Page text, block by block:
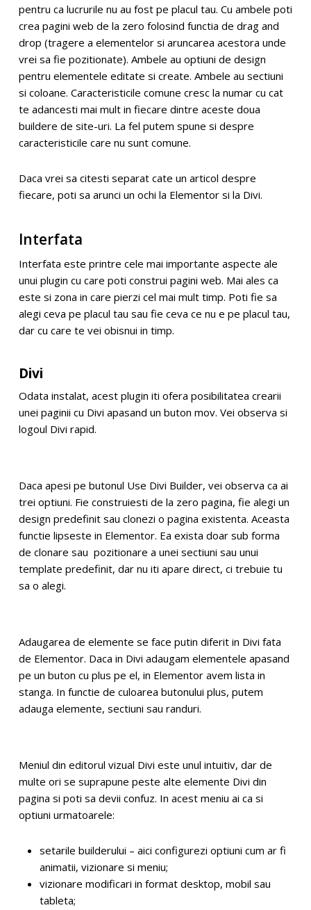
pentru ca lucrurile nu au fost pe placul tau. Cu ambele poti
crea pagini web de la zero folosind functia de drag and
drop (tragere a elementelor si aruncarea acestora unde
vrei sa fie pozitionate). Ambele au optiuni de design
pentru elementele editate si create. Ambele au sectiuni
si coloane. Caracteristicile comune cresc la numar cu cat
te adancesti mai mult in fiecare dintre aceste doua
buildere de site-uri. La fel putem spune si despre
caracteristicile care nu sunt comune.
Daca vrei sa citesti separat cate un articol despre
fiecare, poti sa arunci un ochi la Elementor si la Divi.
Interfata
Interfata este printre cele mai importante aspecte ale
unui plugin cu care poti construi pagini web. Mai ales ca
este si zona in care pierzi cel mai mult timp. Poti fie sa
alegi ceva pe placul tau sau fie ceva ce nu e pe placul tau,
dar cu care te vei obisnui in timp.
Divi
Odata instalat, acest plugin iti ofera posibilitatea crearii
unei paginii cu Divi apasand un buton mov. Vei observa si
logoul Divi rapid.
Daca apesi pe butonul Use Divi Builder, vei observa ca ai
trei optiuni. Fie construiesti de la zero pagina, fie alegi un
design predefinit sau clonezi o pagina existenta. Aceasta
functie lipseste in Elementor. Ea exista doar sub forma
de clonare sau pozitionare a unei sectiuni sau unui
template predefinit, dar nu iti apare direct, ci trebuie tu
sa o alegi.
Adaugarea de elemente se face putin diferit in Divi fata
de Elementor. Daca in Divi adaugam elementele apasand
pe un buton cu plus pe el, in Elementor avem lista in
stanga. In functie de culoarea butonului plus, putem
adauga elemente, sectiuni sau randuri.
Meniul din editorul vizual Divi este unul intuitiv, dar de
multe ori se suprapune peste alte elemente Divi din
pagina si poti sa devii confuz. In acest meniu ai ca si
optiuni urmatoarele:
setarile builderului – aici configurezi optiuni cum ar fi
animatii, vizionare si meniu;
vizionare modificari in format desktop, mobil sau
tableta;